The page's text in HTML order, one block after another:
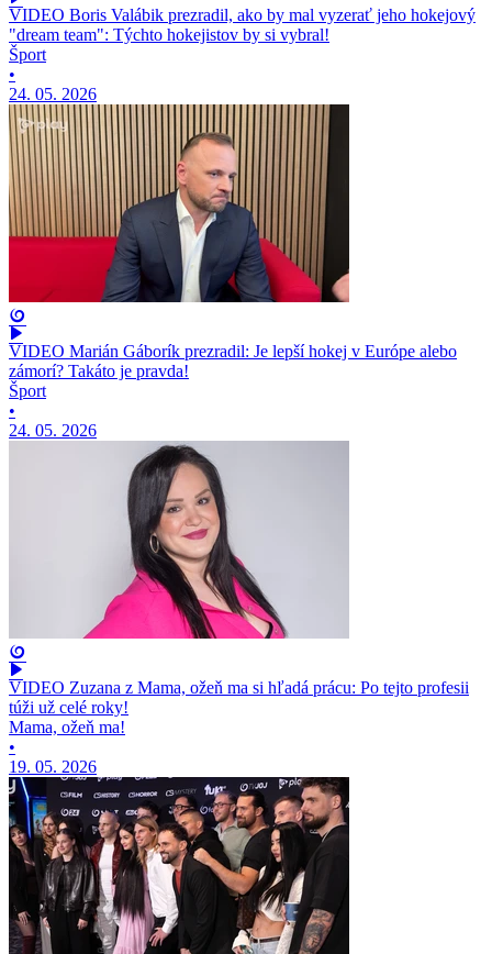
VIDEO Boris Valábik prezradil, ako by mal vyzerať jeho hokejový
"dream team": Týchto hokejistov by si vybral!
Šport
•
24. 05. 2026
VIDEO Marián Gáborík prezradil: Je lepší hokej v Európe alebo
zámorí? Takáto je pravda!
Šport
•
24. 05. 2026
VIDEO Zuzana z Mama, ožeň ma si hľadá prácu: Po tejto profesii
túži už celé roky!
Mama, ožeň ma!
•
19. 05. 2026